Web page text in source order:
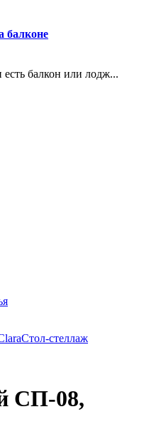
балконе
балкон или лодж...
Стол-стеллаж
СП-08,